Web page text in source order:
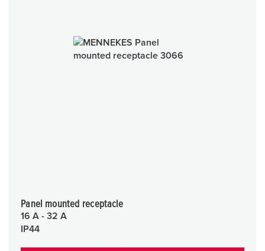
Panel mounted receptacle
16 A - 32 A
IP44